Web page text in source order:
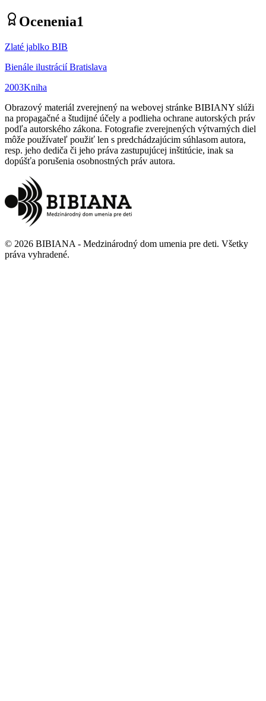
Ocenenia1
Zlaté jablko BIB
Bienále ilustrácií Bratislava
2003Kniha
Obrazový materiál zverejnený na webovej stránke BIBIANY slúži
na propagačné a študijné účely a podlieha ochrane autorských práv
podľa autorského zákona. Fotografie zverejnených výtvarných diel
môže používateľ použiť len s predchádzajúcim súhlasom autora,
resp. jeho dediča či jeho práva zastupujúcej inštitúcie, inak sa
dopúšťa porušenia osobnostných práv autora.
© 2026 BIBIANA - Medzinárodný dom umenia pre deti. Všetky
práva vyhradené.